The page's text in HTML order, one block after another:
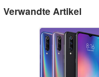
Verwandte Artikel